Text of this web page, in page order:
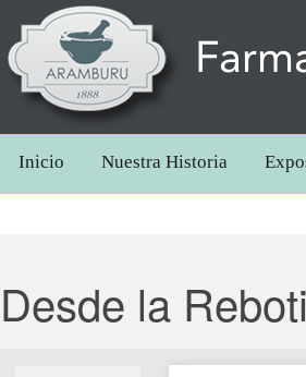
Inicio Nuestra Historia
Desde la